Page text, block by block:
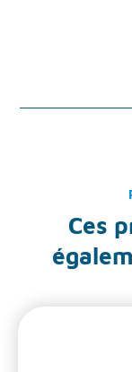
Ces